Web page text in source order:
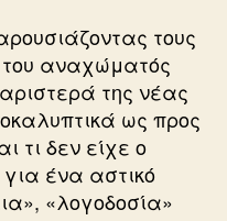
τους
του αναχώματός
της νέας
ως προς
τι δεν είχε ο
ένα αστικό
«λογοδοσία»